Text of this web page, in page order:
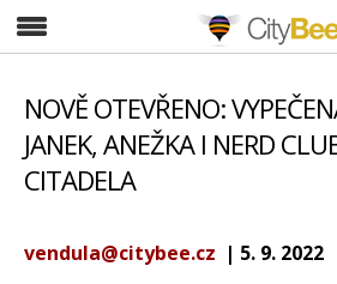
CityBee
NOVĚ OTEVŘENO:
JANEK, ANEŽKA I NERD
CITADELA
vendula@citybee.cz | 5. 9. 2022